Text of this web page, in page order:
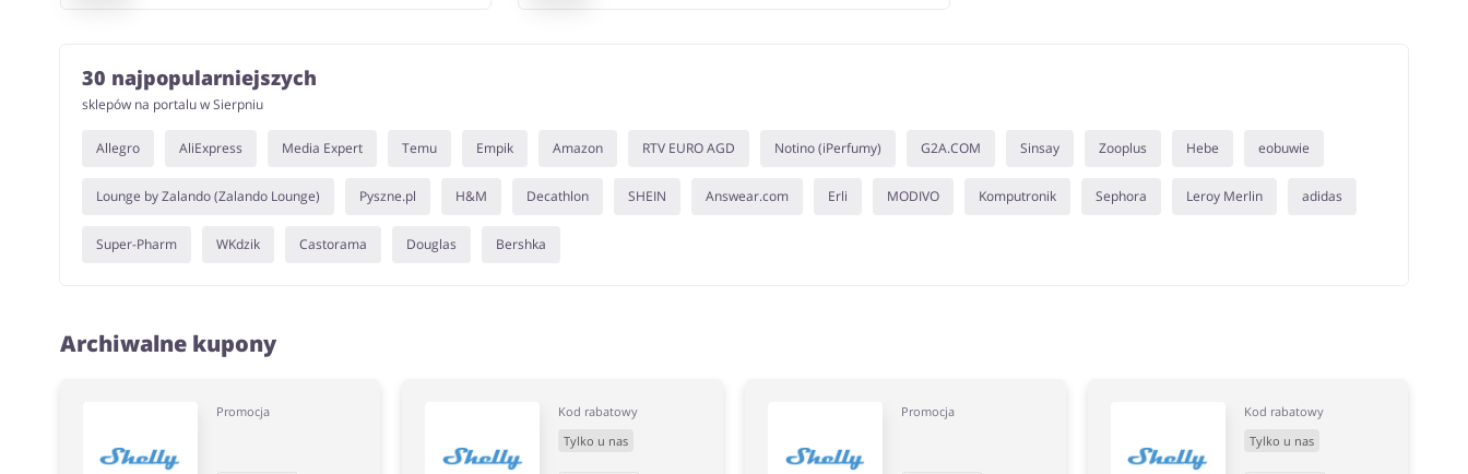
30 najpopularniejszych
sklepów na portalu w Sierpniu
Allegro AliExpress Media Expert Temu Empik Amazon RTV EURO AGD Notino (iPerfumy) G2A.COM Sinsay Zooplus Hebe eobuwie
Lounge by Zalando (Zalando Lounge) Pyszne.pl H&M Decathlon SHEIN Answear.com Erli MODIVO Komputronik Sephora Leroy Merlin adidas
Super-Pharm WKdzik Castorama Douglas Bershka
Archiwalne kupony
Promocja
Kod rabatowy
Tylko u nas
Promocja
Kod rabatowy
Tylko u nas